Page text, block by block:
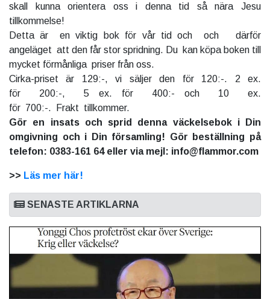
skall kunna orientera oss i denna tid så nära Jesu
tillkommelse!
Detta är en viktig bok för vår tid och och därför
angeläget att den får stor spridning. Du kan köpa boken till
mycket förmånliga priser från oss.
Cirka-priset är 129:-, vi säljer den för 120:-. 2 ex.
för 200:-, 5 ex. för 400:- och 10 ex.
för 700:-. Frakt tillkommer.
Gör en insats och sprid denna väckelsebok i Din
omgivning och i Din församling! Gör beställning på
telefon: 0383-161 64 eller via mejl: info@flammor.com
>> Läs mer här!
SENASTE ARTIKLARNA